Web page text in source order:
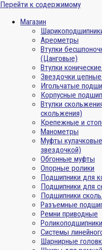
Перейти к содержимому
Магазин
Ареометры
Втулки
(Цанговые)
Втулки
Звездочки
Игольчатые
Корпусные
Втулки
скольжения)
Крепежные и
Манометры
Муфты
звездочкой)
Обгонные муфты
Опорные ролики
Подшипники для
Подшипники для
Подшипники
Разъемные
Ремни приводные
Роликоподшипники
Системы
Шарнирные